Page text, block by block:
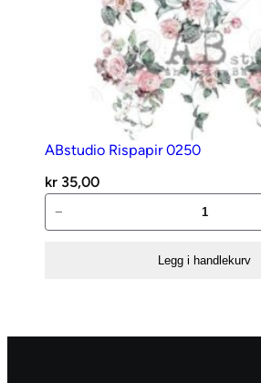
ABstudio Rispapir 0250
kr 35,00
Rispapir
−
Legg i handlekurv